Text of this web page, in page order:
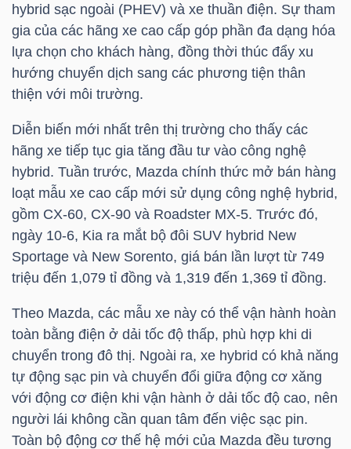
hybrid sạc ngoài (PHEV) và xe thuần điện. Sự tham
gia của các hãng xe cao cấp góp phần đa dạng hóa
lựa chọn cho khách hàng, đồng thời thúc đẩy xu
hướng chuyển dịch sang các phương tiện thân
thiện với môi trường.
Diễn biến mới nhất trên thị trường cho thấy các
hãng xe tiếp tục gia tăng đầu tư vào công nghệ
hybrid. Tuần trước, Mazda chính thức mở bán hàng
loạt mẫu xe cao cấp mới sử dụng công nghệ hybrid,
gồm CX-60, CX-90 và Roadster MX-5. Trước đó,
ngày 10-6, Kia ra mắt bộ đôi SUV hybrid New
Sportage và New Sorento, giá bán lần lượt từ 749
triệu đến 1,079 tỉ đồng và 1,319 đến 1,369 tỉ đồng.
Theo Mazda, các mẫu xe này có thể vận hành hoàn
toàn bằng điện ở dải tốc độ thấp, phù hợp khi di
chuyển trong đô thị. Ngoài ra, xe hybrid có khả năng
tự động sạc pin và chuyển đổi giữa động cơ xăng
với động cơ điện khi vận hành ở dải tốc độ cao, nên
người lái không cần quan tâm đến việc sạc pin.
Toàn bộ động cơ thế hệ mới của Mazda đều tương
NGÀNH
DOANH
NGHIỆP
CỔ
PHIẾU
PHÁI
SINH
TRÁI
PHIẾU